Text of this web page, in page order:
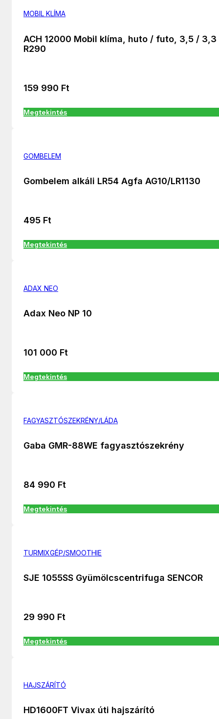
MOBIL KLÍMA
ACH 12000 Mobil klíma, huto / futo, 3,5 / 3,3
R290
159 990 Ft
Megtekintés
GOMBELEM
Gombelem alkáli LR54 Agfa AG10/LR1130
495 Ft
Megtekintés
ADAX NEO
Adax Neo NP 10
101 000 Ft
Megtekintés
FAGYASZTÓSZEKRÉNY/LÁDA
Gaba GMR-88WE fagyasztószekrény
84 990 Ft
Megtekintés
TURMIXGÉP/SMOOTHIE
SJE 1055SS Gyümölcscentrifuga SENCOR
29 990 Ft
Megtekintés
HAJSZÁRÍTÓ
HD1600FT Vivax úti hajszárító